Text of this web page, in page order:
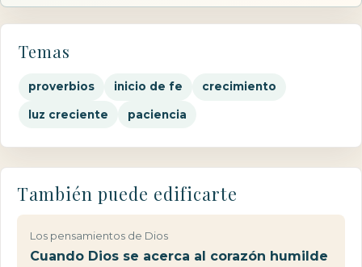
Temas
proverbios inicio de fe crecimiento
luz creciente paciencia
También puede edificarte
Los pensamientos de Dios
Cuando Dios se acerca al corazón humilde